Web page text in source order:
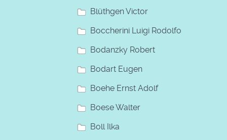
Blüthgen Victor
Boccherini Luigi Rodolfo
Bodanzky Robert
Bodart Eugen
Boehe Ernst Adolf
Boese Walter
Boll Ilka